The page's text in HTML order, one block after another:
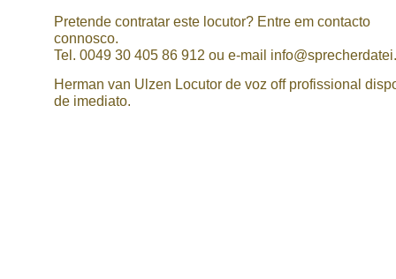
Pretende contratar este locutor? Entre em contacto
connosco.
Tel. 0049 30 405 86 912 ou e-mail
Herman van Ulzen Locutor de voz off profissional
de imediato.